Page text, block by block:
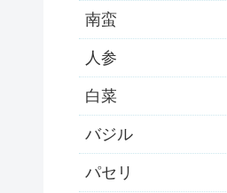
南蛮
人参
白菜
バジル
パセリ